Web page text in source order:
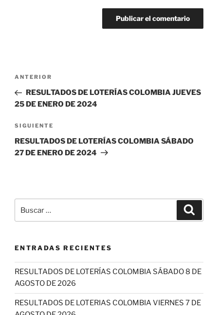
Navegación
entradas
Entrada
anterior:
ANTERIOR
RESULTADOS DE LOTERÍAS COLOMBIA JUEVES
25 DE ENERO DE 2024
Siguiente
entrada
SIGUIENTE
RESULTADOS DE LOTERÍAS COLOMBIA SÁBADO
27 DE ENERO DE 2024
por:
ENTRADAS RECIENTES
RESULTADOS DE LOTERÍAS COLOMBIA SÁBADO 8 DE
AGOSTO DE 2026
RESULTADOS DE LOTERIAS COLOMBIA VIERNES 7 DE